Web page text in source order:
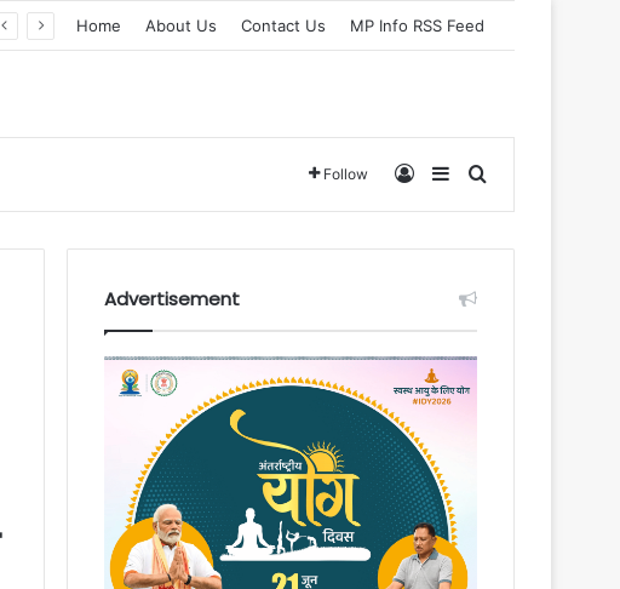
Home About Us Contact Us MP Info RSS Feed
Follow Log InSidebarSearch for
Advertisement